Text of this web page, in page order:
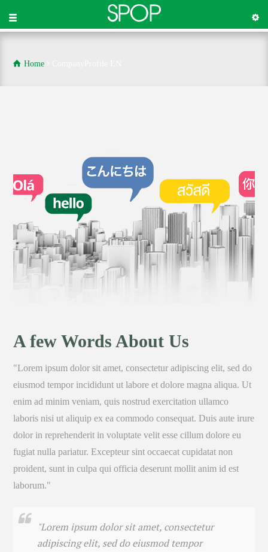
Home
A few Words About Us
"Lorem ipsum dolor sit amet, consectetur adipiscing elit, sed do
eiusmod tempor incididunt ut labore et dolore magna aliqua. Ut
enim ad minim veniam, quis nostrud exercitation ullamco
laboris nisi ut aliquip ex ea commodo consequat. Duis aute irure
dolor in reprehenderit in voluptate velit esse cillum dolore eu
fugiat nulla pariatur. Excepteur sint occaecat cupidatat non
proident, sunt in culpa qui officia deserunt mollit anim id est
laborum."
"Lorem ipsum dolor sit amet, consectetur
adipiscing elit, sed do eiusmod tempor